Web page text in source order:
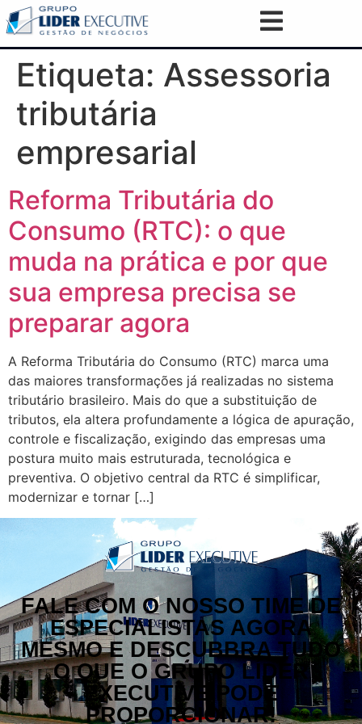
Etiqueta: Assessoria
tributária
empresarial
Reforma Tributária do
Consumo (RTC): o que
muda na prática e por que
sua empresa precisa se
preparar agora
A Reforma Tributária do Consumo (RTC) marca uma
das maiores transformações já realizadas no sistema
tributário brasileiro. Mais do que a substituição de
tributos, ela altera profundamente a lógica de apuração,
controle e fiscalização, exigindo das empresas uma
postura muito mais estruturada, tecnológica e
preventiva. O objetivo central da RTC é simplificar,
modernizar e tornar […]
FALE COM O NOSSO TIME DE
ESPECIALISTAS AGORA
MESMO E DESCUBBRA TUDO
O QUE O GRUPO LÍDER
EXECUTIVE PODE
PROPORCIONAR!